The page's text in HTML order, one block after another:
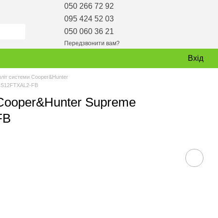
050 266 72 92
095 424 52 03
050 060 36 21
Передзвонити вам?
Вхід
системи Cooper&Hunter
FB
Supreme